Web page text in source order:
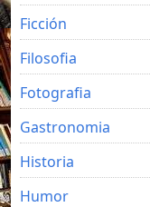
Ficción
Filosofia
Fotografia
Gastronomia
Historia
Humor